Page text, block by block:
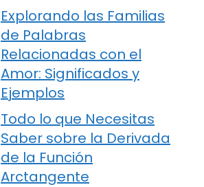
Explorando las Familias
de Palabras
Relacionadas con el
Amor: Significados y
Ejemplos
Todo lo que Necesitas
Saber sobre la Derivada
de la Función
Arctangente